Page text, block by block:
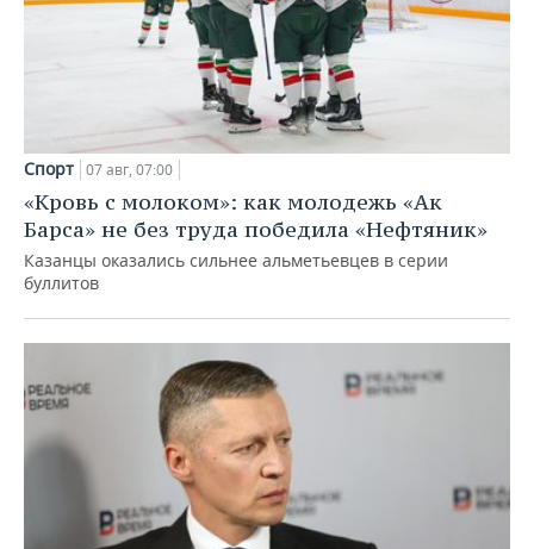
Спорт 07 авг, 07:00
«Кровь с молоком»: как молодежь «Ак
Барса» не без труда победила «Нефтяник»
Казанцы оказались сильнее альметьевцев в серии
буллитов